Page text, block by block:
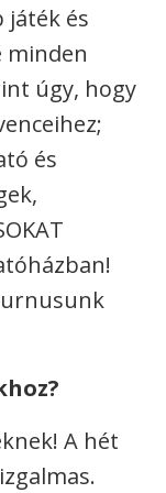
játék és
minden
úgy, hogy
és
A hét